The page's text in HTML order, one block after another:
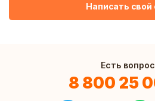
Написать свой
Есть
8 800 25